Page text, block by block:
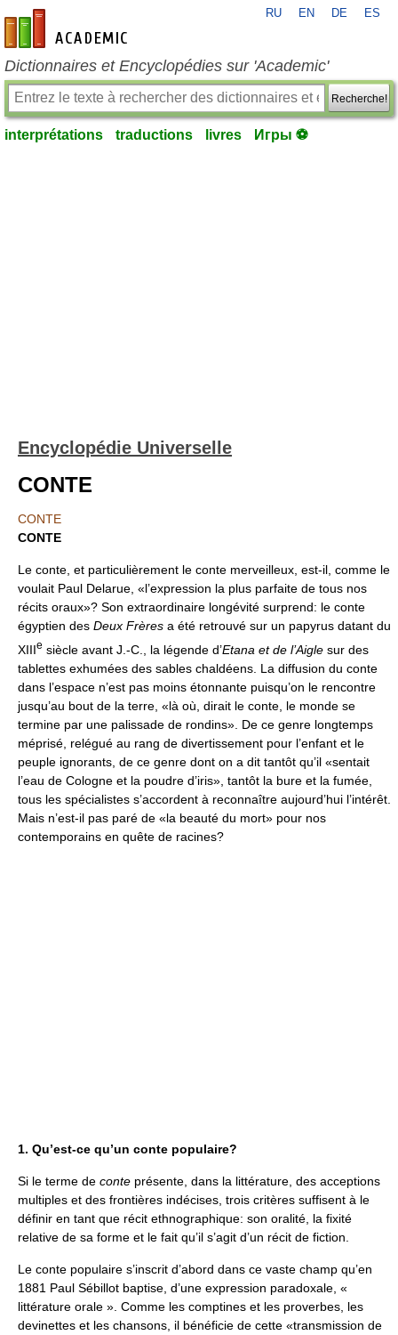
fr-academic.com
RU EN DE ES
Dictionnaires et Encyclopédies sur 'Academic'
Recherche!
interprétations traductions livres Игры ⚽
Encyclopédie Universelle
CONTE
CONTE
CONTE
Le conte, et particulièrement le conte merveilleux, est-il, comme le
voulait Paul Delarue, «l’expression la plus parfaite de tous nos
récits oraux»? Son extraordinaire longévité surprend: le conte
égyptien des Deux Frères a été retrouvé sur un papyrus datant du
XIIIe siècle avant J.-C., la légende d’Etana et de l’Aigle sur des
tablettes exhumées des sables chaldéens. La diffusion du conte
dans l’espace n’est pas moins étonnante puisqu’on le rencontre
jusqu’au bout de la terre, «là où, dirait le conte, le monde se
termine par une palissade de rondins». De ce genre longtemps
méprisé, relégué au rang de divertissement pour l’enfant et le
peuple ignorants, de ce genre dont on a dit tantôt qu’il «sentait
l’eau de Cologne et la poudre d’iris», tantôt la bure et la fumée,
tous les spécialistes s’accordent à reconnaître aujourd’hui l’intérêt.
Mais n’est-il pas paré de «la beauté du mort» pour nos
contemporains en quête de racines?
1. Qu’est-ce qu’un conte populaire?
Si le terme de conte présente, dans la littérature, des acceptions
multiples et des frontières indécises, trois critères suffisent à le
définir en tant que récit ethnographique: son oralité, la fixité
relative de sa forme et le fait qu’il s’agit d’un récit de fiction.
Le conte populaire s’inscrit d’abord dans ce vaste champ qu’en
1881 Paul Sébillot baptise, d’une expression paradoxale, «
littérature orale ». Comme les comptines et les proverbes, les
devinettes et les chansons, il bénéficie de cette «transmission de